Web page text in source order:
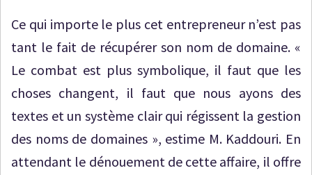
Ce qui importe le plus cet entrepreneur n’est pas
tant le fait de récupérer son nom de domaine. «
Le combat est plus symbolique, il faut que les
choses changent, il faut que nous ayons des
textes et un système clair qui régissent la gestion
des noms de domaines », estime M. Kaddouri. En
attendant le dénouement de cette affaire, il offre